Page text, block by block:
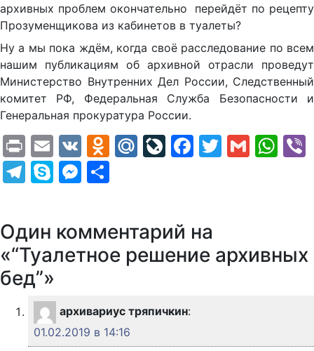
архивных проблем окончательно перейдёт по рецепту
Прозуменщикова из кабинетов в туалеты?
Ну а мы пока ждём, когда своё расследование по всем
нашим публикациям об архивной отрасли проведут
Министерство Внутренних Дел России, Следственный
комитет РФ, Федеральная Служба Безопасности и
Генеральная прокуратура России.
PrintEmail
VK Odnoklassniki
Mail.Ru
LiveJournal
Facebook
Twitter
Gmail
Telegram
SkypeMessenger
Один комментарий на
«“Туалетное решение архивных
бед”»
архивариус тряпичкин:
01.02.2019 в 14:16